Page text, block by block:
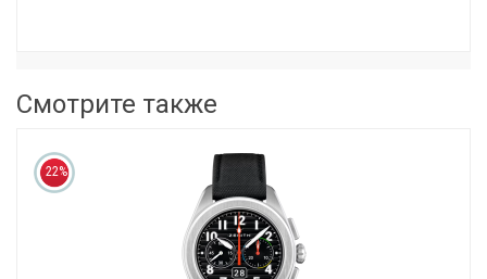
Смотрите также
22%